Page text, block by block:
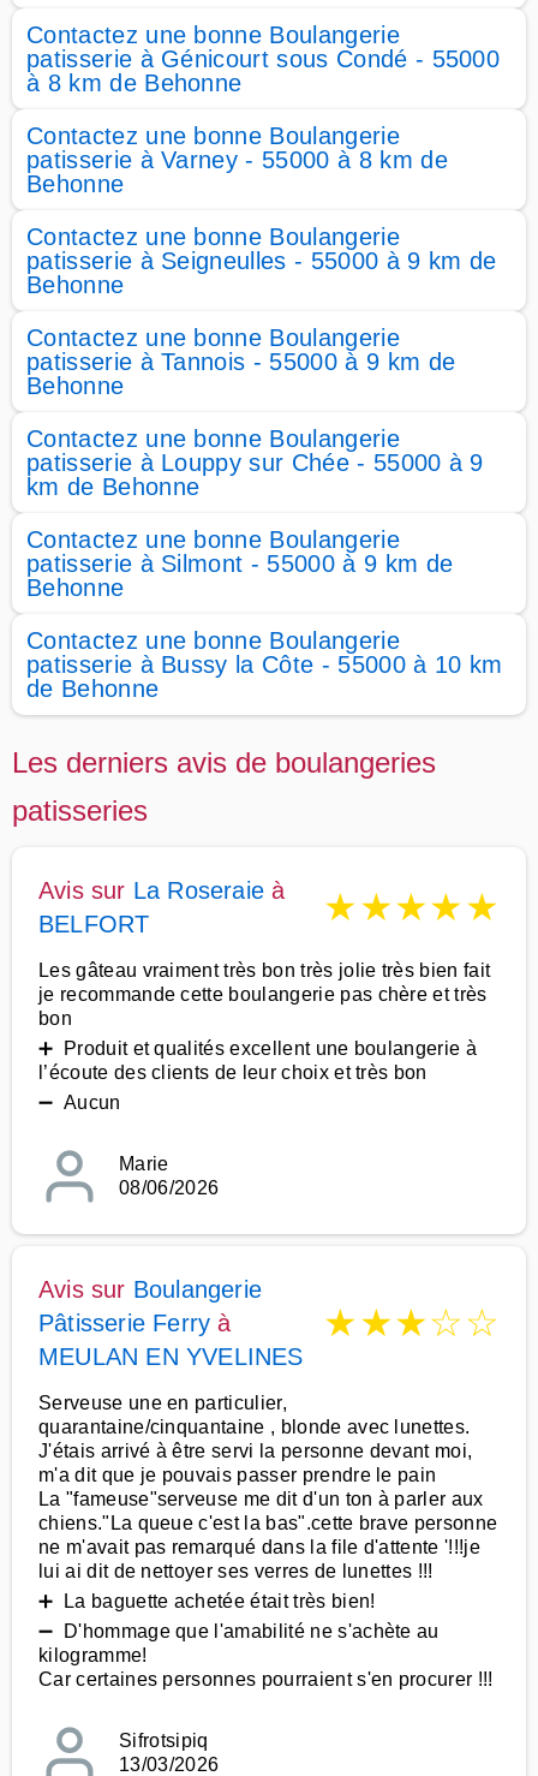
Contactez une bonne Boulangerie
patisserie à Génicourt sous Condé - 55000
à 8 km de Behonne
Contactez une bonne Boulangerie
patisserie à Varney - 55000 à 8 km de
Behonne
Contactez une bonne Boulangerie
patisserie à Seigneulles - 55000 à 9 km de
Behonne
Contactez une bonne Boulangerie
patisserie à Tannois - 55000 à 9 km de
Behonne
Contactez une bonne Boulangerie
patisserie à Louppy sur Chée - 55000 à 9
km de Behonne
Contactez une bonne Boulangerie
patisserie à Silmont - 55000 à 9 km de
Behonne
Contactez une bonne Boulangerie
patisserie à Bussy la Côte - 55000 à 10 km
de Behonne
Les derniers avis de boulangeries
patisseries
Avis sur La Roseraie à
BELFORT
★★★★★
Les gâteau vraiment très bon très jolie très bien fait
je recommande cette boulangerie pas chère et très
bon
➕ Produit et qualités excellent une boulangerie à
l’écoute des clients de leur choix et très bon
➖ Aucun
Marie
08/06/2026
Avis sur Boulangerie
Pâtisserie Ferry à
MEULAN EN YVELINES
★★★☆☆
Serveuse une en particulier,
quarantaine/cinquantaine , blonde avec lunettes.
J'étais arrivé à être servi la personne devant moi,
m'a dit que je pouvais passer prendre le pain
La "fameuse"serveuse me dit d'un ton à parler aux
chiens."La queue c'est la bas".cette brave personne
ne m'avait pas remarqué dans la file d'attente '!!!je
lui ai dit de nettoyer ses verres de lunettes !!!
➕ La baguette achetée était très bien!
➖ D'hommage que l'amabilité ne s'achète au
kilogramme!
Car certaines personnes pourraient s'en procurer !!!
Sifrotsipiq
13/03/2026